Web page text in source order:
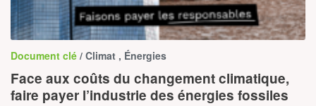
Document clé / Climat , Énergies
Face aux coûts du changement climatique,
faire payer l’industrie des énergies fossiles